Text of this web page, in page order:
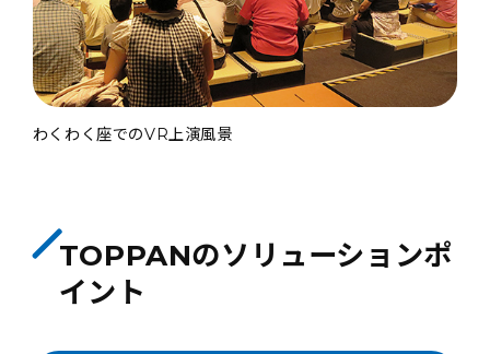
わくわく座でのVR上演風景
TOPPANのソリューションポ
イント